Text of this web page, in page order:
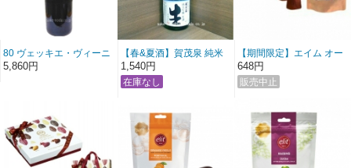
80 ヴェッキエ・ヴィーニ
ェ・プリミティーヴォ・
ディ・マンドゥーリア
5,860円
【春&夏酒】賀茂泉 純米
吟醸「青泉生酒」 720ml
1,540円
【期間限定】エイム オー
ガニック トリフチョコ
648円